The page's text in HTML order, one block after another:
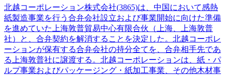
北越コーポレーション株式会社(3865)は、中国において感熱
紙製造事業を行う合弁会社設立および事業開始に向けた準備
を進めていた上海敦普貿易中心有限合伙（上海、上海敦普
社）と、合弁契約を解消することを決定した。北越コーポレ
ーションが保有する合弁会社の持分全てを、合弁相手先であ
る上海敦普社に譲渡する。北越コーポレーションは、紙・パ
ルプ事業およびパッケージング・紙加工事業、その他木材事